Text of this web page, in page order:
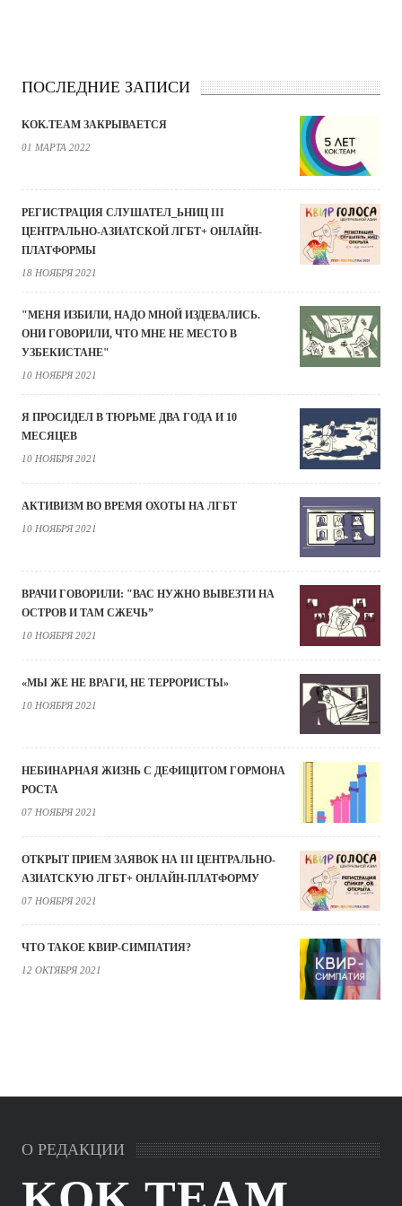
ПОСЛЕДНИЕ ЗАПИСИ
KOK.TEAM ЗАКРЫВАЕТСЯ
01 МАРТА 2022
РЕГИСТРАЦИЯ СЛУШАТЕЛ_ЬНИЦ III
ЦЕНТРАЛЬНО-АЗИАТСКОЙ ЛГБТ+ ОНЛАЙН-
ПЛАТФОРМЫ
18 НОЯБРЯ 2021
"МЕНЯ ИЗБИЛИ, НАДО МНОЙ ИЗДЕВАЛИСЬ.
ОНИ ГОВОРИЛИ, ЧТО МНЕ НЕ МЕСТО В
УЗБЕКИСТАНЕ"
10 НОЯБРЯ 2021
Я ПРОСИДЕЛ В ТЮРЬМЕ ДВА ГОДА И 10
МЕСЯЦЕВ
10 НОЯБРЯ 2021
АКТИВИЗМ ВО ВРЕМЯ ОХОТЫ НА ЛГБТ
10 НОЯБРЯ 2021
ВРАЧИ ГОВОРИЛИ: "ВАС НУЖНО ВЫВЕЗТИ НА
ОСТРОВ И ТАМ СЖЕЧЬ”
10 НОЯБРЯ 2021
«МЫ ЖЕ НЕ ВРАГИ, НЕ ТЕРРОРИСТЫ»
10 НОЯБРЯ 2021
НЕБИНАРНАЯ ЖИЗНЬ С ДЕФИЦИТОМ ГОРМОНА
РОСТА
07 НОЯБРЯ 2021
ОТКРЫТ ПРИЕМ ЗАЯВОК НА III ЦЕНТРАЛЬНО-
АЗИАТСКУЮ ЛГБТ+ ОНЛАЙН-ПЛАТФОРМУ
07 НОЯБРЯ 2021
ЧТО ТАКОЕ КВИР-СИМПАТИЯ?
12 ОКТЯБРЯ 2021
О РЕДАКЦИИ